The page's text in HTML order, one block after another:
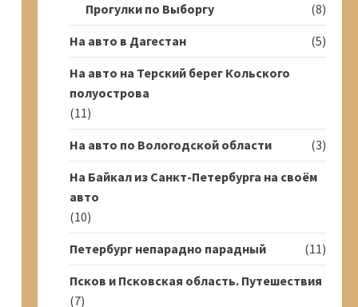
Прогулки по Выборгу
(8)
На авто в Дагестан
(5)
На авто на Терский берег Кольского
полуострова
(11)
На авто по Вологодской области
(3)
На Байкал из Санкт-Петербурга на своём
авто
(10)
Петербург непарадно парадный
(11)
Псков и Псковская область. Путешествия
(7)